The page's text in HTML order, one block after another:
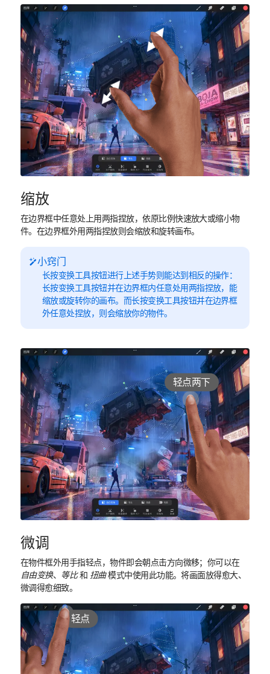
缩放
在边界框中任意处上用两指捏放，依原比例快速放大或缩小物
件。在边界框外用两指捏放则会缩放和旋转画布。
小窍门
长按变换工具按钮进行上述手势则能达到相反的操作：
长按变换工具按钮并在边界框内任意处用两指捏放，能
缩放或旋转你的画布。而长按变换工具按钮并在边界框
外任意处捏放，则会缩放你的物件。
轻点两下
微调
在物件框外用手指轻点，物件即会朝点击方向微移；你可以在
自由变换、 等比和 扭曲模式中使用此功能。将画面放得愈大、
微调得愈细致。
轻点